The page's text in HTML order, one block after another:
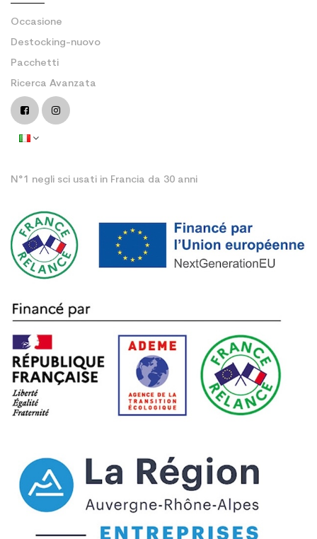
Occasione
Destocking-nuovo
Pacchetti
Ricerca Avanzata
N°1 negli sci usati in Francia da 30 anni